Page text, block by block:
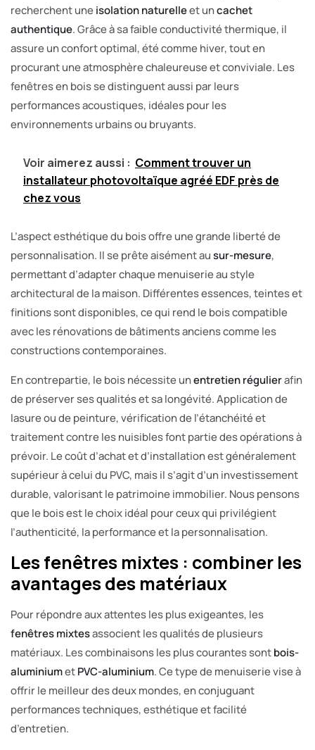
recherchent uneisolation naturelleet uncachet
authentique. Grâce à sa faible conductivité thermique, il
assure un confort optimal, été comme hiver, tout en
procurant une atmosphère chaleureuse et conviviale. Les
fenêtres en bois se distinguent aussi par leurs
performances acoustiques, idéales pour les
environnements urbains ou bruyants.
Voir aimerez aussi : Comment trouver un
installateur photovoltaïque agréé EDF près de
chez vous
L’aspect esthétique du bois offre une grande liberté de
personnalisation. Il se prête aisément ausur-mesure,
permettant d’adapter chaque menuiserie au style
architectural de la maison. Différentes essences, teintes et
finitions sont disponibles, ce qui rend le bois compatible
avec les rénovations de bâtiments anciens comme les
constructions contemporaines.
En contrepartie, le bois nécessite unentretien régulierafin
de préserver ses qualités et sa longévité. Application de
lasure ou de peinture, vérification de l’étanchéité et
traitement contre les nuisibles font partie des opérations à
prévoir. Le coût d’achat et d’installation est généralement
supérieur à celui du PVC, mais il s’agit d’un investissement
durable, valorisant le patrimoine immobilier. Nous pensons
que le bois est le choix idéal pour ceux qui privilégient
l’authenticité, la performance et la personnalisation.
Les fenêtres mixtes : combiner les
avantages des matériaux
Pour répondre aux attentes les plus exigeantes, les
fenêtres mixtesassocient les qualités de plusieurs
matériaux. Les combinaisons les plus courantes sontbois-
aluminiumetPVC-aluminium. Ce type de menuiserie vise à
offrir le meilleur des deux mondes, en conjuguant
performances techniques, esthétique et facilité
d’entretien.